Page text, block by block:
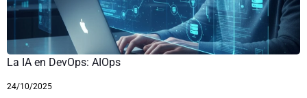
La IA en DevOps: AIOps
24/10/2025